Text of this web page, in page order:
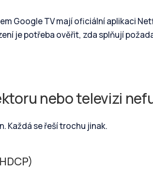
Google TV mají oficiální aplikaci
je potřeba ověřit, zda splňují
nebo televizi
Každá se řeší trochu jinak.